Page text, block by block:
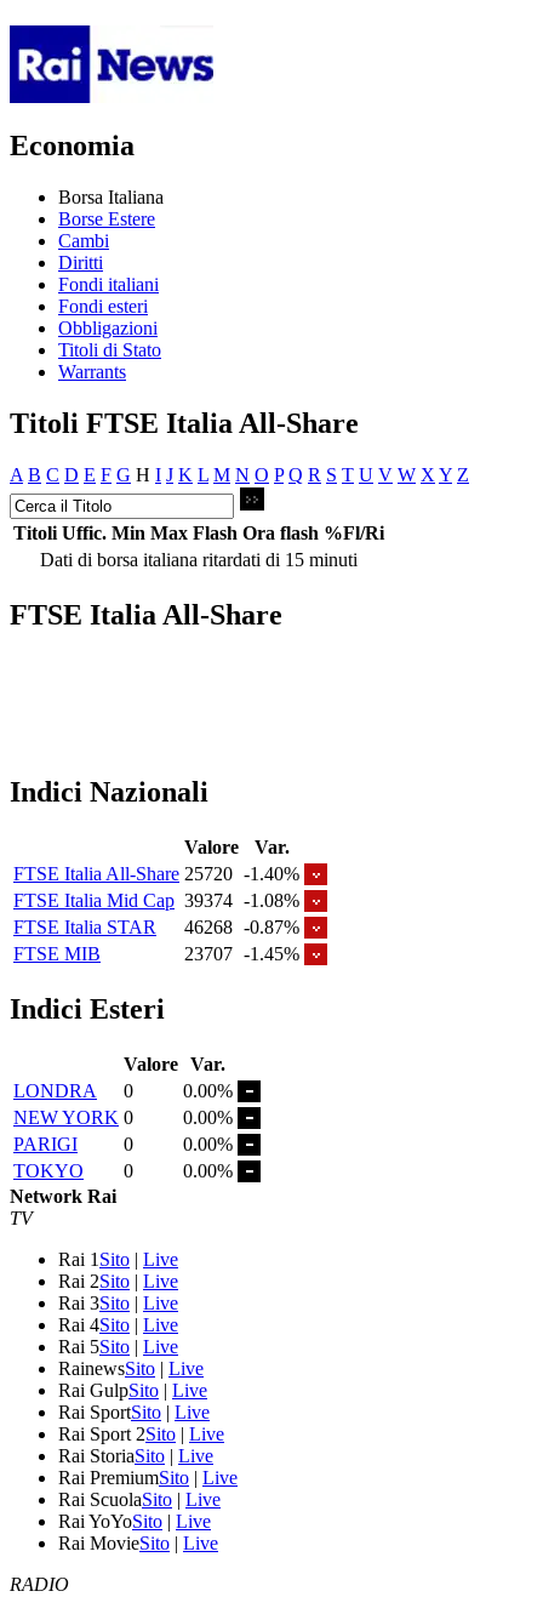
Economia
Borsa Italiana
Borse Estere
Cambi
Diritti
Fondi italiani
Fondi esteri
Obbligazioni
Titoli di Stato
Warrants
Titoli FTSE Italia All-Share
A B C D E F G H I J K L M N O P Q R S T U V W X Y Z
Titoli Uffic. Min Max Flash Ora flash %Fl/Ri
Dati di borsa italiana ritardati di 15 minuti
FTSE Italia All-Share
Indici Nazionali
Valore
Var.
FTSE Italia All-Share 25720 -1.40%
FTSE Italia Mid Cap 39374 -1.08%
FTSE Italia STAR
46268 -0.87%
FTSE MIB
23707 -1.45%
Indici Esteri
Valore Var.
LONDRA
0
0.00%
NEW YORK 0
0.00%
PARIGI
0
0.00%
TOKYO
0
0.00%
Network Rai
TV
Rai 1 Sito | Live
Rai 2Sito | Live
Rai 3Sito | Live
Rai 4Sito | Live
Rai 5Sito | Live
RainewsSito | Live
Rai GulpSito | Live
Rai SportSito | Live
Rai Sport 2Sito | Live
Rai StoriaSito | Live
Rai PremiumSito | Live
Rai ScuolaSito | Live
Rai YoYoSito | Live
Rai MovieSito | Live
RADIO